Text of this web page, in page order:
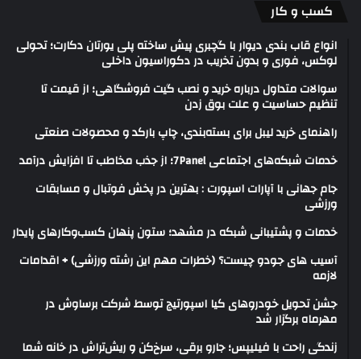
کسب و کار
انواع قاب بندی دیوار با گچبری پیش ساخته پلی یورتان دکارت؛ تحولی
لوکس، فوری و بدون تخریب در دکوراسیون داخلی
سوالات متداول درباره خرید و نصب گیت فروشگاهی؛ از قیمت تا
تنظیم حساسیت و علت بوق زدن
راهنمای خرید لیبل برای بسته‌بندی، چاپ بارکد و محصولات صنعتی
خدمات شبکه‌های اجتماعی 7Panel؛ از جذب مخاطب تا افزایش درآمد
جام جهانی با آپارات اسپورت : بهترین در پخش فوتبال و مسابقات
ورزشی
خدمات و پشتیبانی شبکه در مشهد؛ ستون پنهان کسب‌وکارهای پایدار
آسیب های جودو چیست؟ (خطرات مهم این رشته ورزشی) + اقدامات
لازمه
جشن تحویل خودروهای کیا اسپورتیج توسط شرکت برساوش در
مهرماه برگزار شد
زندگی راحت با فیلیپس؛ جارو برقی، سرخ‌کن و ریش‌تراش در خانه شما